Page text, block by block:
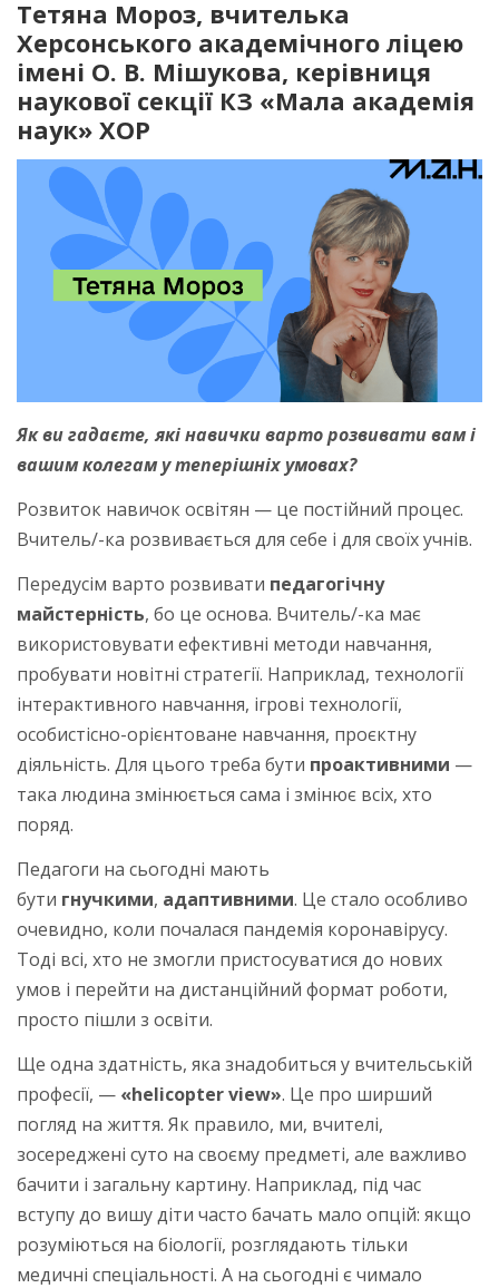
Тетяна Мороз, вчителька
Херсонського академічного ліцею
імені О. В. Мішукова, керівниця
наукової секції КЗ «Мала академія
наук» ХОР
Як ви гадаєте, які навички варто розвивати вам і
вашим колегам у теперішніх умовах?
Розвиток навичок освітян — це постійний процес.
Вчитель/-ка розвивається для себе і для своїх учнів.
Передусім варто розвивати педагогічну
майстерність, бо це основа. Вчитель/-ка має
використовувати ефективні методи навчання,
пробувати новітні стратегії. Наприклад, технології
інтерактивного навчання, ігрові технології,
особистісно-орієнтоване навчання, проєктну
діяльність. Для цього треба бути проактивними —
така людина змінюється сама і змінює всіх, хто
поряд.
Педагоги на сьогодні мають
бути гнучкими, адаптивними. Це стало особливо
очевидно, коли почалася пандемія коронавірусу.
Тоді всі, хто не змогли пристосуватися до нових
умов і перейти на дистанційний формат роботи,
просто пішли з освіти.
Ще одна здатність, яка знадобиться у вчительській
професії, — «helicopter view». Це про ширший
погляд на життя. Як правило, ми, вчителі,
зосереджені суто на своєму предметі, але важливо
бачити і загальну картину. Наприклад, під час
вступу до вишу діти часто бачать мало опцій: якщо
розуміються на біології, розглядають тільки
медичні спеціальності. А на сьогодні є чимало